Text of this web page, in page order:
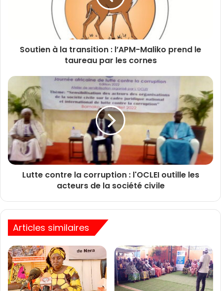
Soutien à la transition : l’APM-Maliko prend le
taureau par les cornes
Lutte contre la corruption : l'OCLEI outille les
acteurs de la société civile
Articles similaires